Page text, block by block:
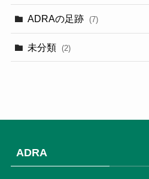
(3)
(3)
ADRAの足跡 (7)
未分類 (2)
ADRA